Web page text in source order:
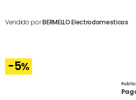
Vendido porBERMELLO Electrodomesticos
-5%